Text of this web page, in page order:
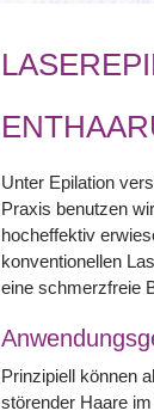
Unter Epilation
Praxis benutzen
hocheffektiv
konventionellen
eine schmerzfreie
Prinzipiell können
störender Haare